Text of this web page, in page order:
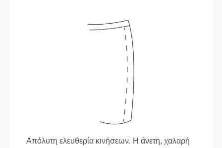
Απόλυτη ελευθερία κινήσεων. Η άνετη, χαλαρή